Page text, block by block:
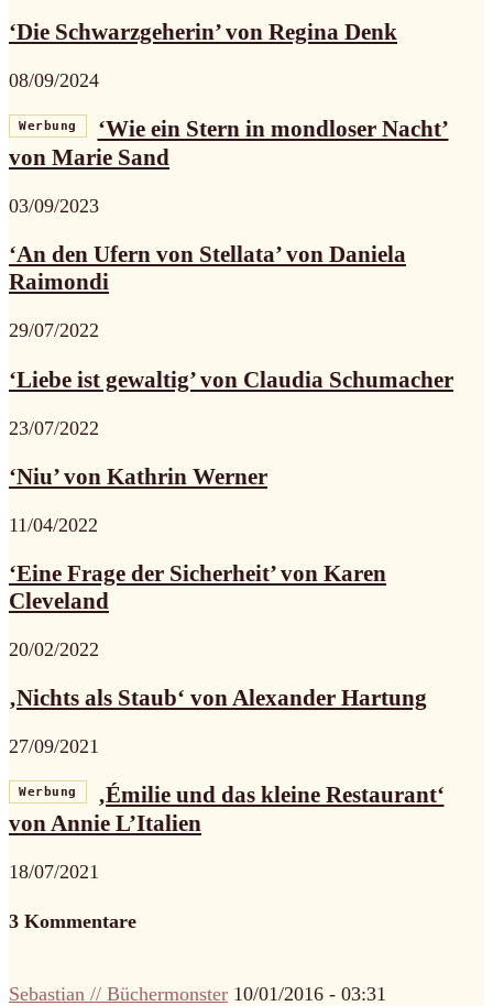
‘Die Schwarzgeherin’ von Regina Denk
08/09/2024
Werbung
‘Wie ein Stern in mondloser Nacht’
von Marie Sand
03/09/2023
‘An den Ufern von Stellata’ von Daniela
Raimondi
29/07/2022
‘Liebe ist gewaltig’ von Claudia Schumacher
23/07/2022
‘Niu’ von Kathrin Werner
11/04/2022
‘Eine Frage der Sicherheit’ von Karen
Cleveland
20/02/2022
‚Nichts als Staub‘ von Alexander Hartung
27/09/2021
Werbung
‚Émilie und das kleine Restaurant‘
von Annie L’Italien
18/07/2021
3 Kommentare
Sebastian // Büchermonster 10/01/2016 - 03:31